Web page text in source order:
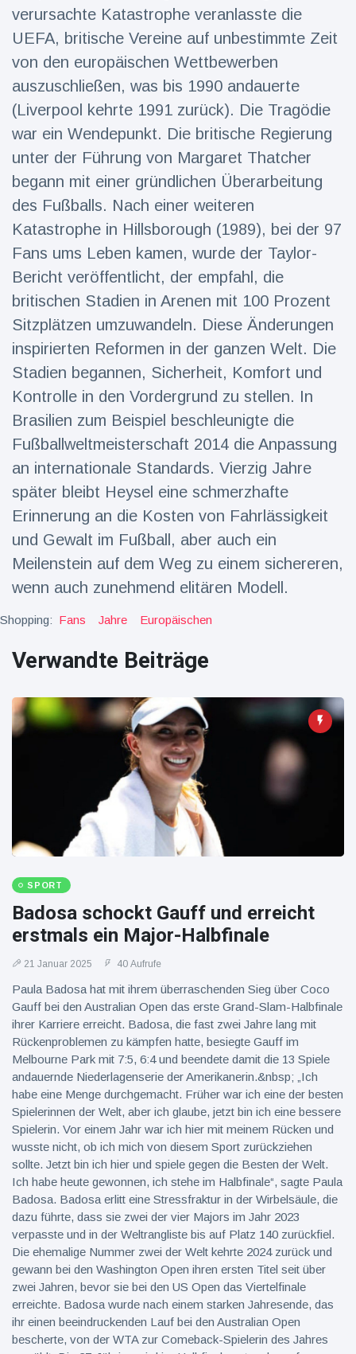
verursachte Katastrophe veranlasste die
UEFA, britische Vereine auf unbestimmte Zeit
von den europäischen Wettbewerben
auszuschließen, was bis 1990 andauerte
(Liverpool kehrte 1991 zurück). Die Tragödie
war ein Wendepunkt. Die britische Regierung
unter der Führung von Margaret Thatcher
begann mit einer gründlichen Überarbeitung
des Fußballs. Nach einer weiteren
Katastrophe in Hillsborough (1989), bei der 97
Fans ums Leben kamen, wurde der Taylor-
Bericht veröffentlicht, der empfahl, die
britischen Stadien in Arenen mit 100 Prozent
Sitzplätzen umzuwandeln. Diese Änderungen
inspirierten Reformen in der ganzen Welt. Die
Stadien begannen, Sicherheit, Komfort und
Kontrolle in den Vordergrund zu stellen. In
Brasilien zum Beispiel beschleunigte die
Fußballweltmeisterschaft 2014 die Anpassung
an internationale Standards. Vierzig Jahre
später bleibt Heysel eine schmerzhafte
Erinnerung an die Kosten von Fahrlässigkeit
und Gewalt im Fußball, aber auch ein
Meilenstein auf dem Weg zu einem sichereren,
wenn auch zunehmend elitären Modell.
Shopping: Fans Jahre Europäischen
Verwandte Beiträge
SPORT
Badosa schockt Gauff und erreicht
erstmals ein Major-Halbfinale
21 Januar 2025 40 Aufrufe
Paula Badosa hat mit ihrem überraschenden Sieg über Coco
Gauff bei den Australian Open das erste Grand-Slam-Halbfinale
ihrer Karriere erreicht. Badosa, die fast zwei Jahre lang mit
Rückenproblemen zu kämpfen hatte, besiegte Gauff im
Melbourne Park mit 7:5, 6:4 und beendete damit die 13 Spiele
andauernde Niederlagenserie der Amerikanerin.&nbsp; „Ich
habe eine Menge durchgemacht. Früher war ich eine der besten
Spielerinnen der Welt, aber ich glaube, jetzt bin ich eine bessere
Spielerin. Vor einem Jahr war ich hier mit meinem Rücken und
wusste nicht, ob ich mich von diesem Sport zurückziehen
sollte. Jetzt bin ich hier und spiele gegen die Besten der Welt.
Ich habe heute gewonnen, ich stehe im Halbfinale“, sagte Paula
Badosa. Badosa erlitt eine Stressfraktur in der Wirbelsäule, die
dazu führte, dass sie zwei der vier Majors im Jahr 2023
verpasste und in der Weltrangliste bis auf Platz 140 zurückfiel.
Die ehemalige Nummer zwei der Welt kehrte 2024 zurück und
gewann bei den Washington Open ihren ersten Titel seit über
zwei Jahren, bevor sie bei den US Open das Viertelfinale
erreichte. Badosa wurde nach einem starken Jahresende, das
ihr einen beeindruckenden Lauf bei den Australian Open
bescherte, von der WTA zur Comeback-Spielerin des Jahres